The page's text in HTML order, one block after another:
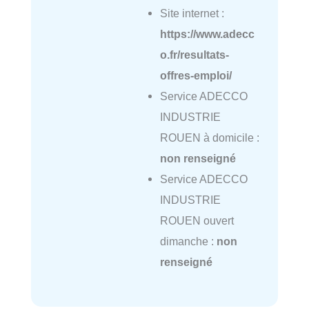
Site internet :
https://www.adecc
o.fr/resultats-
offres-emploi/
Service ADECCO
INDUSTRIE
ROUEN à domicile :
non renseigné
Service ADECCO
INDUSTRIE
ROUEN ouvert
dimanche : non
renseigné